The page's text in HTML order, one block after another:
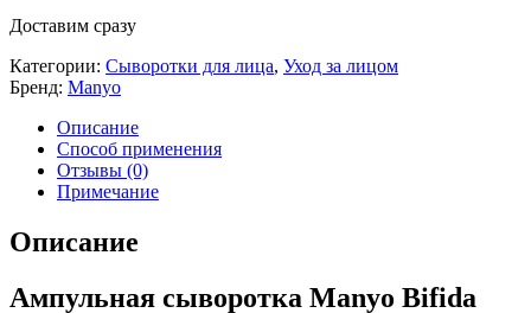
Доставим сразу
Категории: Сыворотки для лица, Уход за лицом
Бренд: Manyo
Описание
Способ применения
Отзывы (0)
Примечание
Описание
Ампульная сыворотка Manyo Bifida